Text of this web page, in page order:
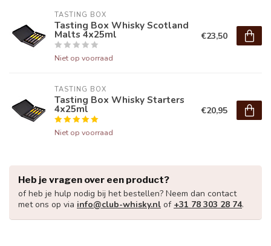
TASTING BOX
Tasting Box Whisky Scotland
Malts 4x25ml
Niet op voorraad
€23,50
TASTING BOX
Tasting Box Whisky Starters
4x25ml
Niet op voorraad
€20,95
Heb je vragen over een product?
of heb je hulp nodig bij het bestellen? Neem dan contact
met ons op via info@club-whisky.nl of +31 78 303 28 74.